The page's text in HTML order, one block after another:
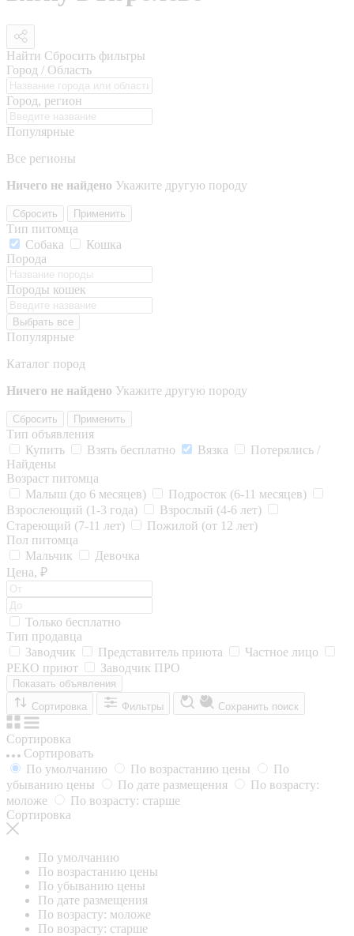
Найти Сбросить фильтры
Город / Область
Город, регион
Популярные
Все регионы
Ничего не найдено Укажите другую породу
Сбросить Применить
Тип питомца
Собака
Кошка
Порода
Породы кошек
Выбрать все
Популярные
Каталог пород
Ничего не найдено Укажите другую породу
Сбросить Применить
Тип объявления
Купить
Взять бесплатно Вязка
Потерялись /
Найдены
Возраст питомца
Малыш (до 6 месяцев)
Подросток (6-11 месяцев)
Взрослеющий (1-3 года)
Взрослый (4-6 лет)
Стареющий (7-11 лет)
Пожилой (от 12 лет)
Пол питомца
Мальчик
Девочка
Цена, ₽
Только бесплатно
Тип продавца
Заводчик
Представитель приюта
Частное лицо
РЕКО приют
Заводчик ПРО
Показать объявления
Сортировка
Фильтры Сохранить поиск
Сортировка
Сортировать
По умолчанию
По возрастанию цены
По
убыванию цены
По дате размещения
По возрасту:
моложе
По возрасту: старше
Сортировка
По умолчанию
По возрастанию цены
По убыванию цены
По дате размещения
По возрасту: моложе
По возрасту: старше